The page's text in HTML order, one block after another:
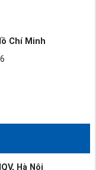
Chí Minh
Hà Nội